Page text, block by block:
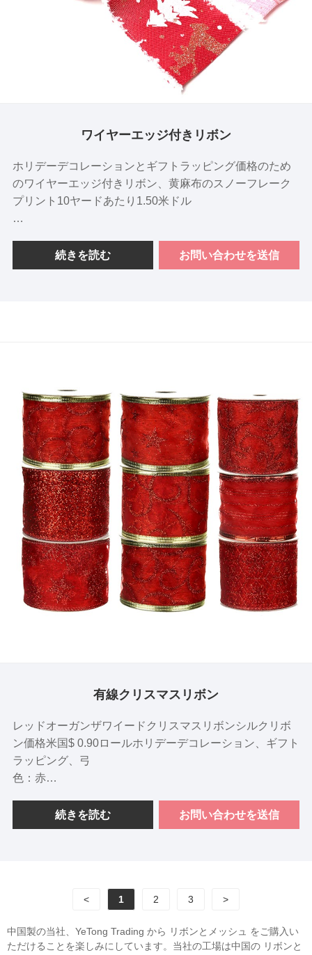
ワイヤーエッジ付きリボン
ホリデーデコレーションとギフトラッピング価格のため
のワイヤーエッジ付きリボン、黄麻布のスノーフレーク
プリント10ヤードあたり1.50米ドル
た黄麻布
色：白または銀のスノーフレークプリントが付いた自然
続きを読む お問い合わせを送信
有線クリスマスリボン
レッドオーガンザワイードクリスマスリボンシルクリボ
ン価格米国$ 0.90ロールホリデーデコレーション、ギフト
ラッピング、弓
色：赤
機能：有線エッジ
マスター素材：100％汚染者
続きを読む お問い合わせを送信
< 1 2 3 >
中国製の当社、YeTong Trading から リボンとメッシュ をご購入い
ただけることを楽しみにしています。当社の工場は中国の リボンと